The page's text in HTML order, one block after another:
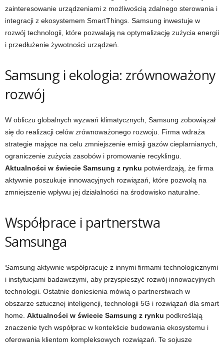
zainteresowanie urządzeniami z możliwością zdalnego sterowania i
integracji z ekosystemem SmartThings. Samsung inwestuje w
rozwój technologii, które pozwalają na optymalizację zużycia energii
i przedłużenie żywotności urządzeń.
Samsung i ekologia: zrównoważony
rozwój
W obliczu globalnych wyzwań klimatycznych, Samsung zobowiązał
się do realizacji celów zrównoważonego rozwoju. Firma wdraża
strategie mające na celu zmniejszenie emisji gazów cieplarnianych,
ograniczenie zużycia zasobów i promowanie recyklingu.
Aktualności w świecie Samsung z rynku potwierdzają, że firma
aktywnie poszukuje innowacyjnych rozwiązań, które pozwolą na
zmniejszenie wpływu jej działalności na środowisko naturalne.
Współprace i partnerstwa
Samsunga
Samsung aktywnie współpracuje z innymi firmami technologicznymi
i instytucjami badawczymi, aby przyspieszyć rozwój innowacyjnych
technologii. Ostatnie doniesienia mówią o partnerstwach w
obszarze sztucznej inteligencji, technologii 5G i rozwiązań dla smart
home. Aktualności w świecie Samsung z rynku podkreślają
znaczenie tych współprac w kontekście budowania ekosystemu i
oferowania klientom kompleksowych rozwiązań. Te sojusze